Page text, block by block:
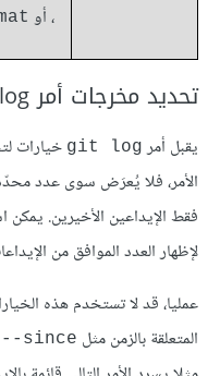
، أو
تحديد مخرجات أمر git log
يقبل أمر git log خيارات
الأمر، فلا يُعرَض سوى عدد محدّد
فقط الإيداعين الأخيرين. يمكن
لإظهار العدد الموافق من الإيداعات (آخر 5 أو 10
عمليا، قد لا تستخدم هذه
المتعلقة بالزمن مثل since--